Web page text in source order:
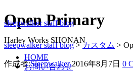
sleepwalker staff blog
Harley Works SHONAN
HOME
お問い合わせ
Open Primary
sleepwalker staff blog> カスタム >
作成者:Sleepwalker 2016年8月7日 0